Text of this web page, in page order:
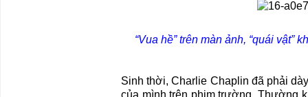
“Vua hề” trên màn ảnh, “quái vật”
Sinh thời, Charlie Chaplin đã phải